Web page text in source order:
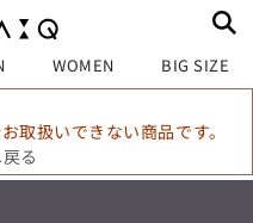
WOMEN BIG SIZE
取扱いできない商品です。
る